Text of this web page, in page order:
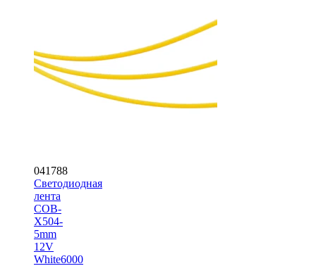
041788
Светодиодная
лента
COB-
X504-
5mm
12V
White6000